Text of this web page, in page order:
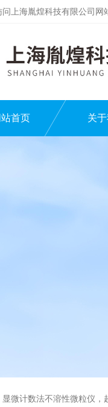
上海胤煌科技有限公司网
站首页 关
显微计数法不溶性微粒仪，超声粒度仪销